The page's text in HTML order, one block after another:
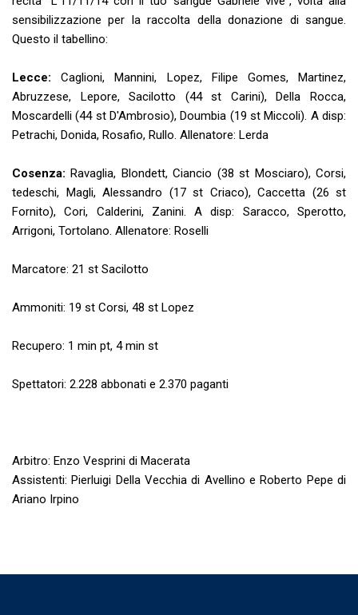
sensibilizzazione per la raccolta della donazione di sangue.
Questo il tabellino:
Lecce:Caglioni, Mannini, Lopez, Filipe Gomes, Martinez,
Abruzzese, Lepore, Sacilotto (44 st Carini), Della Rocca,
Moscardelli (44 st D'Ambrosio), Doumbia (19 st Miccoli). A disp:
Petrachi, Donida, Rosafio, Rullo. Allenatore: Lerda
Cosenza:Ravaglia, Blondett, Ciancio (38 st Mosciaro), Corsi,
tedeschi, Magli, Alessandro (17 st Criaco), Caccetta (26 st
Fornito), Cori, Calderini, Zanini. A disp: Saracco, Sperotto,
Arrigoni, Tortolano. Allenatore: Roselli
Marcatore: 21 st Sacilotto
Ammoniti: 19 st Corsi, 48 st Lopez
Recupero: 1 min pt, 4 min st
Spettatori: 2.228 abbonati e 2.370 paganti
Arbitro: Enzo Vesprini di Macerata
Assistenti: Pierluigi Della Vecchia di Avellino e Roberto Pepe di
Ariano Irpino